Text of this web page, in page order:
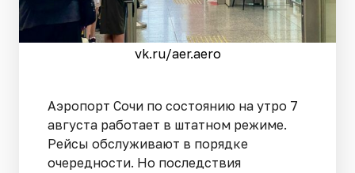
vk.ru/aer.aero
Аэропорт Сочи по состоянию на утро 7
августа работает в штатном режиме.
Рейсы обслуживают в порядке
очередности. Но последствия